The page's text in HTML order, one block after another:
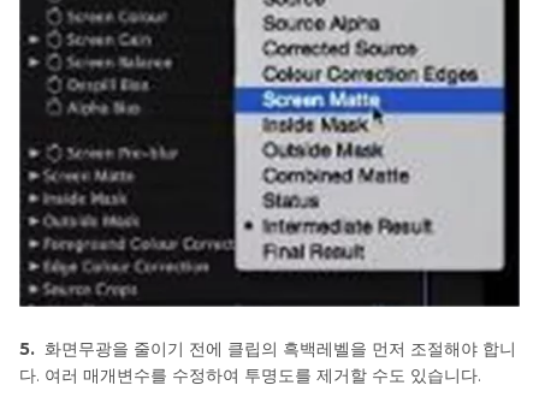
드
에
서
그
배
경
제
거
하
기
Inkscape
배
경
5. 화면무광을 줄이기 전에 클립의 흑백레벨을 먼저 조절해야 합니
다. 여러 매개변수를 수정하여 투명도를 제거할 수도 있습니다.